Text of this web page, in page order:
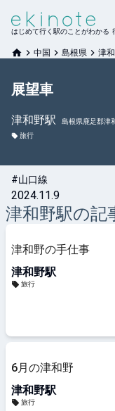
はじめて行く駅のことがわかる
中国 島根県 津
展望車
津和野駅
島根県鹿足郡津
旅行
#山口線
2024.11.9
津和野駅の記
津和野の手仕事
津和野駅
旅行
6月の津和野
津和野駅
旅行